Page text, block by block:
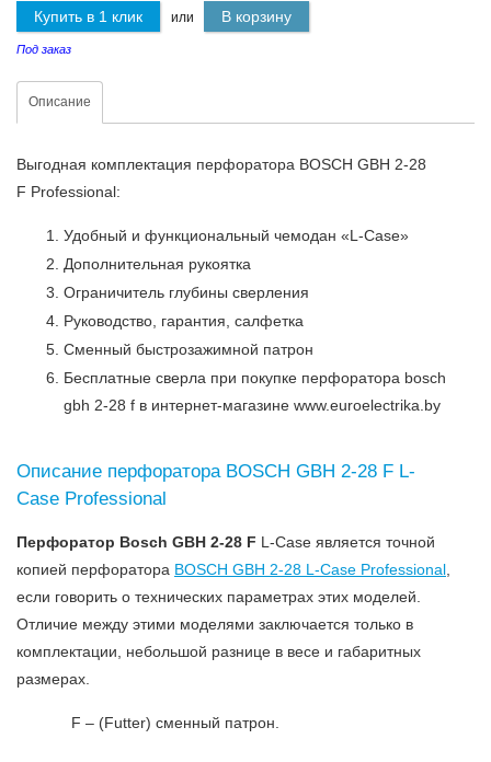
Купить в 1 клик или В корзину
Под заказ
Описание
Выгодная комплектация перфоратора BOSCH GBH 2-28
F Professional:
Удобный и функциональный чемодан «L-Case»
Дополнительная рукоятка
Ограничитель глубины сверления
Руководство, гарантия, салфетка
Сменный быстрозажимной патрон
Бесплатные сверла при покупке перфоратора bosch
gbh 2-28 f в интернет-магазине www.euroelectrika.by
Описание перфоратора BOSCH GBH 2-28 F L-
Case Professional
Перфоратор Bosch GBH 2-28 F L-Case является точной
копией перфоратора BOSCH GBH 2-28 L-Case Professional
если говорить о технических параметрах этих моделей.
Отличие между этими моделями заключается только в
комплектации, небольшой разнице в весе и габаритных
размерах.
F – (Futter) сменный патрон.